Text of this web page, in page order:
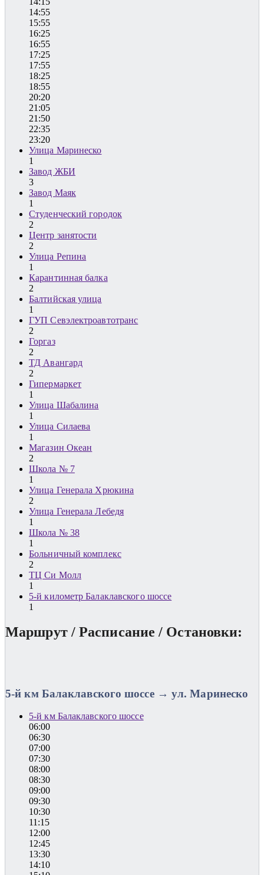
14:55
15:55
16:25
16:55
17:25
17:55
18:25
18:55
20:20
21:05
21:50
22:35
23:20
Улица Маринеско
1
Завод ЖБИ
3
Завод Маяк
1
Студенческий городок
2
Центр занятости
2
Улица Репина
1
Карантинная балка
2
Балтийская улица
1
ГУП Севэлектроавтотранс
2
Горгаз
2
ТД Авангард
2
Гипермаркет
1
Улица Шабалина
1
Улица Силаева
1
Магазин Океан
2
Школа № 7
1
Улица Генерала Хрюкина
2
Улица Генерала Лебедя
1
Школа № 38
1
Больничный комплекс
2
ТЦ Си Молл
1
5-й километр Балаклавского шоссе
1
Маршрут / Расписание / Остановки:
5-й км Балаклавского шоссе → ул. Маринеско
5-й км Балаклавского шоссе
06:00
06:30
07:00
07:30
08:00
08:30
09:00
09:30
10:30
11:15
12:00
12:45
13:30
14:10